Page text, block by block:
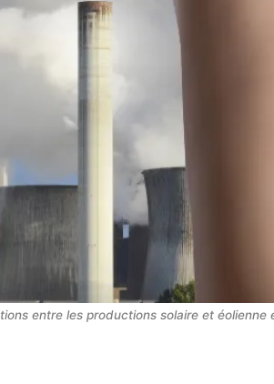
entre les productions solaire et éolienne